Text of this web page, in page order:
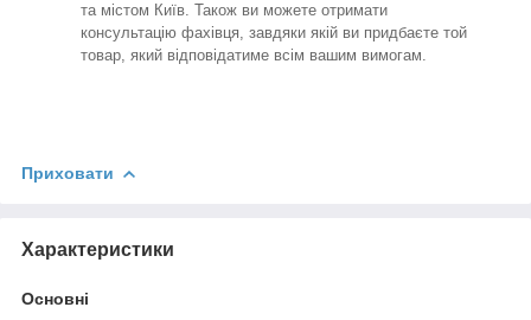
та містом Київ. Також ви можете отримати
консультацію фахівця, завдяки якій ви придбаєте той
товар, який відповідатиме всім вашим вимогам.
Приховати
Характеристики
Основні